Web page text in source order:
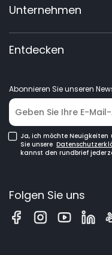
X3 Gen 2
60V Commercial
Zubehör
Garantie-Registrierung
Produktanfrage
Handbücher & Videos
Unternehmen
Über Uns
Elite Lab
Händlersuche
Entdecken
Abonnieren Sie unseren
Ja, ich möchte Neuigkeiten
Sie unsere
kannst den rundbrief
Folgen Sie uns